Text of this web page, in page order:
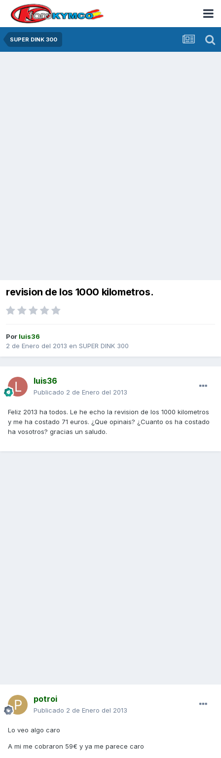
SUPER DINK 300
revision de los 1000 kilometros.
Por luis36
2 de Enero del 2013 en SUPER DINK 300
luis36
Publicado 2 de Enero del 2013
Feliz 2013 ha todos. Le he echo la revision de los 1000 kilometros
y me ha costado 71 euros. ¿Que opinais? ¿Cuanto os ha costado
ha vosotros? gracias un saludo.
potroi
Publicado 2 de Enero del 2013
Lo veo algo caro
A mi me cobraron 59€ y ya me parece caro